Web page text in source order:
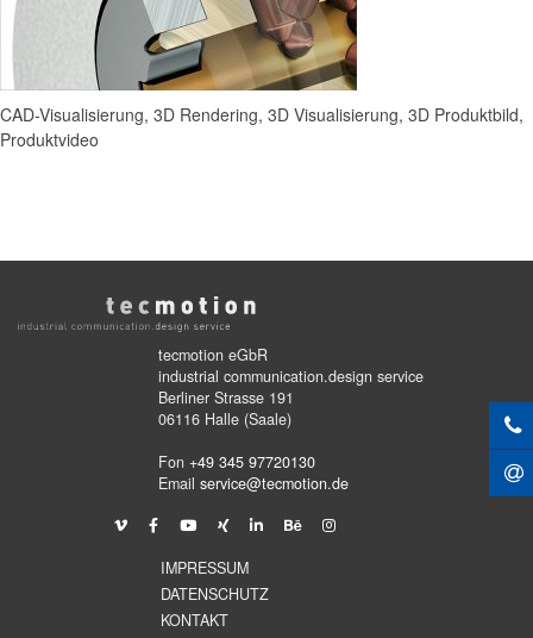
CAD-Visualisierung, 3D Rendering, 3D Visualisierung, 3D Produktbild,
Produktvideo
tecmotion eGbR
industrial communication.design service
Berliner Strasse 191
06116 Halle (Saale)
Fon +49 345 97720130
Email service@tecmotion.de
IMPRESSUM
DATENSCHUTZ
KONTAKT